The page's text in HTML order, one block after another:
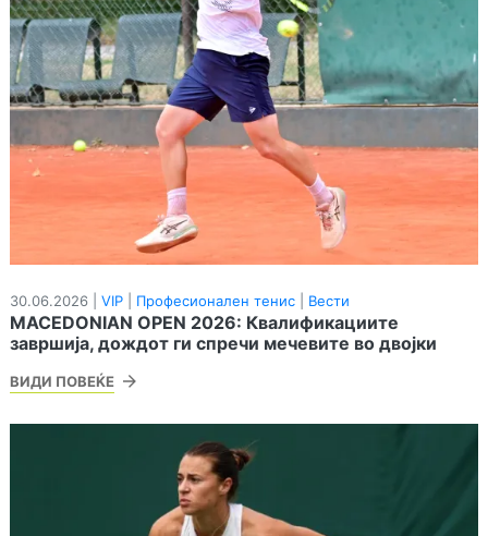
30.06.2026 | VIP Професионален тенис Вести
MACEDONIAN OPEN 2026: Квалификациите
завршија, дождот ги спречи мечевите во двојки
ВИДИ ПОВЕЌЕ